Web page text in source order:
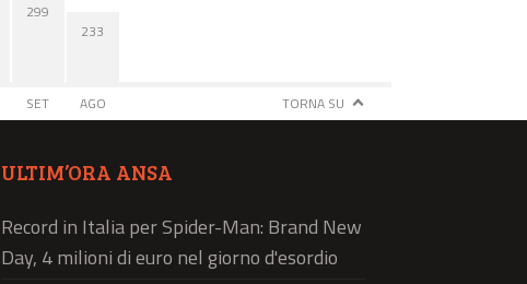
299
SET
233
AGO TORNA SU
ULTIM’ORA ANSA
Record in Italia per Spider-Man: Brand New
Day, 4 milioni di euro nel giorno d'esordio